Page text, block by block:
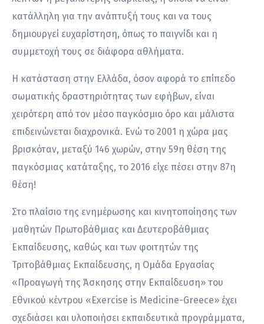
κατάλληλη για την ανάπτυξή τους και να τους
δημιουργεί ευχαρίστηση, όπως το παιγνίδι και η
συμμετοχή τους σε διάφορα αθλήματα.
Η κατάσταση στην Ελλάδα, όσον αφορά το επίπεδο
σωματικής δραστηριότητας των εφήβων, είναι
χειρότερη από τον μέσο παγκόσμιο όρο και μάλιστα
επιδεινώνεται διαχρονικά. Ενώ το 2001 η χώρα μας
βρισκόταν, μεταξύ 146 χωρών, στην 59η θέση της
παγκόσμιας κατάταξης, το 2016 είχε πέσει στην 87η
θέση!
Στο πλαίσιο της ενημέρωσης και κινητοποίησης των
μαθητών Πρωτοβάθμιας και Δευτεροβάθμιας
Εκπαίδευσης, καθώς και των φοιτητών της
Τριτοβάθμιας Εκπαίδευσης, η Ομάδα Εργασίας
«Προαγωγή της Άσκησης στην Εκπαίδευση» του
Εθνικού κέντρου «Exercise is Medicine-Greece» έχει
σχεδιάσει και υλοποιήσει εκπαιδευτικά προγράμματα,